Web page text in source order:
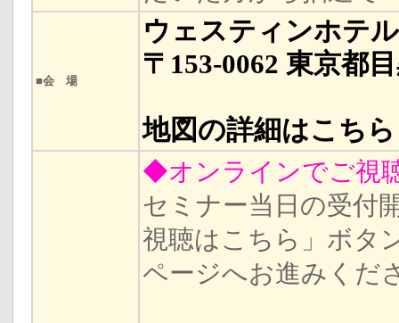
■会 場
ウェスティンホテ
〒153-0062 東京都
地図の詳細はこち
◆オンラインでご視
セミナー当日の受付
視聴はこちら」ボタ
ページへお進みくだ